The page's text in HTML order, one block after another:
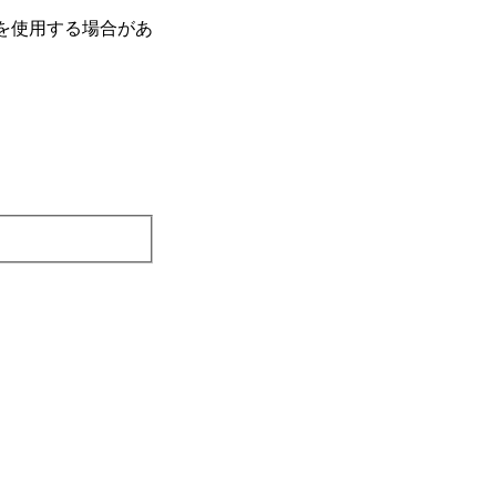
使⽤する場合があ